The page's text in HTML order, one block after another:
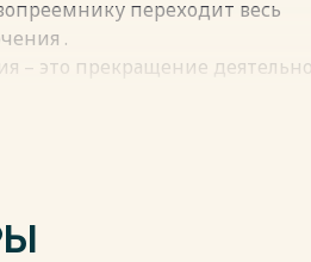
переходит весь
.
– это прекращение
зависимости от выбранной